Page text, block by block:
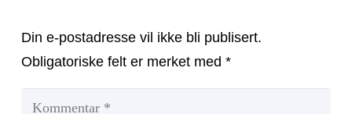
Din e-postadresse vil ikke bli publisert.
Obligatoriske felt er merket med *